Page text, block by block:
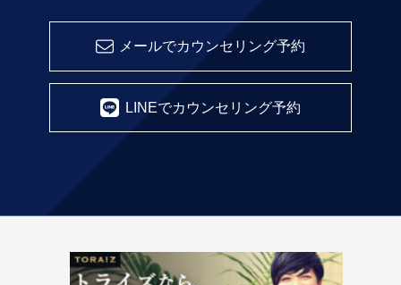
メールでカウンセリング予約
LINEでカウンセリング予約